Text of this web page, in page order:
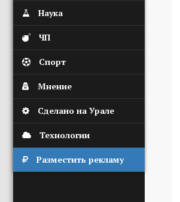
Наука
ЧП
Спорт
Мнение
Сделано на Урале
Технологии
Разместить рекламу